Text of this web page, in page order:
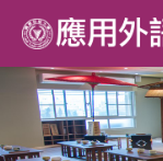
到
主